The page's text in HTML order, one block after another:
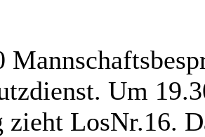
Um
LosNr.16.